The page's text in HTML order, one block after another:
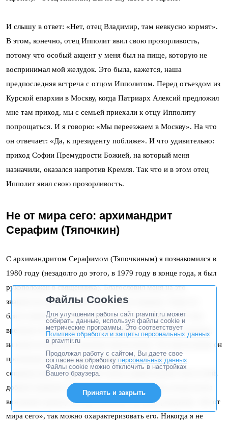
И слышу в ответ: «Нет, отец Владимир, там невкусно кормят».
В этом, конечно, отец Ипполит явил свою прозорливость,
потому что особый акцент у меня был на пище, которую не
воспринимал мой желудок. Это была, кажется, наша
предпоследняя встреча с отцом Ипполитом. Перед отъездом из
Курской епархии в Москву, когда Патриарх Алексий предложил
мне там приход, мы с семьей приехали к отцу Ипполиту
попрощаться. И я говорю: «Мы переезжаем в Москву». На что
он отвечает: «Да, к президенту поближе». И что удивительно:
приход Софии Премудрости Божией, на который меня
назначили, оказался напротив Кремля. Так что и в этом отец
Ипполит явил свою прозорливость.
Не от мира сего: архимандрит
Серафим (Тяпочкин)
С архимандритом Серафимом (Тяпочкиным) я познакомился в
1980 году (незадолго до этого, в 1979 году в конце года, я был
рукоположен в священника). Благословил меня на это
знакомство архимандрит Иоанн (Крестьянкин). Также он
благословил мне исповедоваться у отца Серафима. К тому
времени отец Серафим был духовником епархии. И, конечно,
на меня он произвел огромное впечатление. Это впечатление он
производил на всех людей, которые так или иначе
соприкасались с ним. От него веяло удивительной, благостной,
доброй тишиной. Он был достаточно молчалив, всегда молча
возглавлял трапезу на свои именины или день рождения. «Не от
мира сего», так можно охарактеризовать его. Никогда я не
Файлы Cookies
Для улучшения работы сайт pravmir.ru может
собирать данные, используя файлы cookie и
метрические программы. Это соответствует
Политике обработки и защиты персональных данных
в pravmir.ru
Продолжая работу с сайтом, Вы даете свое
согласие на обработку персональных данных.
Файлы cookie можно отключить в настройках
Вашего браузера.
Принять и закрыть